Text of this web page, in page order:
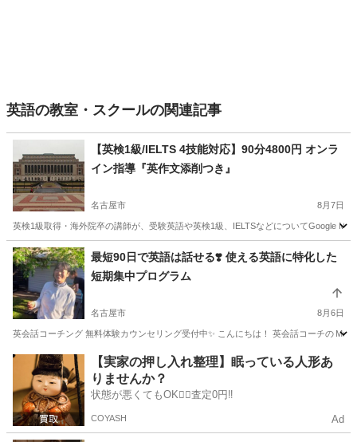
英語の教室・スクールの関連記事
【英検1級/IELTS 4技能対応】90分4800円 オンラ
イン指導『英作文添削つき』
名古屋市 8月7日
英検1級取得・海外院卒の講師が、受験英語や英検1級、IELTSなどについてGoogle
愛知 名古屋市 英語/基礎英語 1級
最短90日で英語は話せる❣️ 使える英語に特化した
短期集中プログラム
名古屋市 8月6日
英会話コーチング 無料体験カウンセリング受付中✨ こんにちは！ 英会話コーチの
愛知 名古屋市 英語 レッスン
【実家の押し入れ整理】眠っている人形あ
りませんか？
状態が悪くてもOK🙆‍♀️査定0円‼️
COYASH Ad